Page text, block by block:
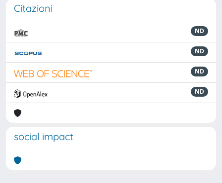
Citazioni
ND
ND
ND
ND
social impact